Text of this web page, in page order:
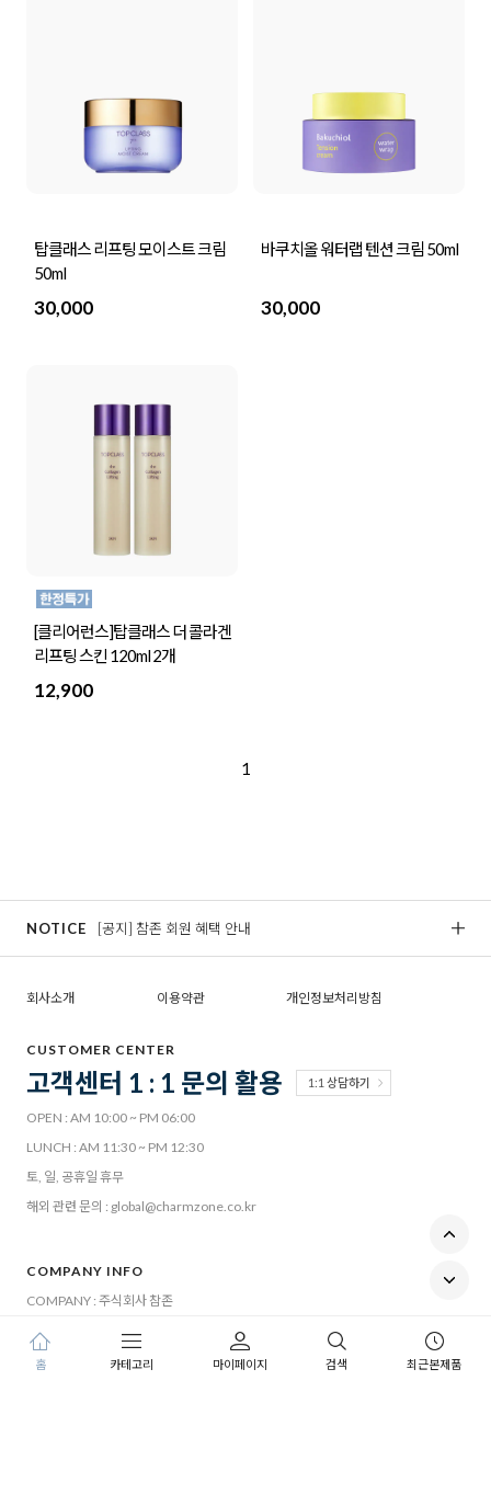
홈 카테고리 마이페이지 검색 최근본제품
탑클래스 리프팅 모이스트 크림
50ml
30,000
바쿠치올 워터랩 텐션 크림 50ml
30,000
[클리어런스]탑클래스 더 콜라겐
리프팅 스킨 120ml 2개
12,900
1
NOTICE [공지] 참존 회원 혜택 안내
회사소개 이용약관 개인정보처리방침
CUSTOMER CENTER
고객센터 1 : 1 문의 활용 1:1 상담하기
OPEN : AM 10:00 ~ PM 06:00
LUNCH : AM 11:30 ~ PM 12:30
토, 일, 공휴일 휴무
해외 관련 문의 : global@charmzone.co.kr
COMPANY INFO
COMPANY : 주식회사 참존
대표자 : 남관녕
ADDRESS : 서울특별시 송파구 오금로 310, 7층